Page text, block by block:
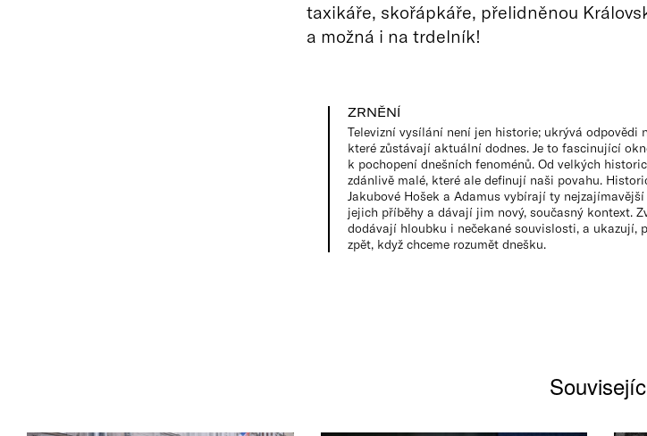
taxikáře, skořápkáře, přelidněnou
a možná i na trdelník!
ZRNĚNÍ
Televizní vysílání není jen historie; ukrývá odpovědi
které zůstávají aktuální dodnes. Je to fascinující
k pochopení dnešních fenoménů. Od velkých
zdánlivě malé, které ale definují naši povahu.
Jakubové Hošek a Adamus vybírají ty
jejich příběhy a dávají jim nový, současný kontext.
dodávají hloubku i nečekané souvislosti, a ukazují,
zpět, když chceme rozumět dnešku.